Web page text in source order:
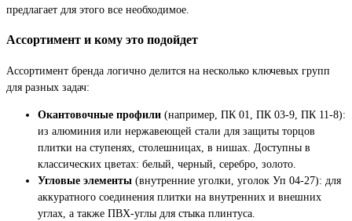
предлагает для этого все необходимое.
Ассортимент и кому это подойдет
Ассортимент бренда логично делится на несколько ключевых групп
для разных задач:
Окантовочные профили (например, ПК 01, ПК 03-9, ПК 11-8):
из алюминия или нержавеющей стали для защиты торцов
плитки на ступенях, столешницах, в нишах. Доступны в
классических цветах: белый, черный, серебро, золото.
Угловые элементы (внутренние уголки, уголок Уп 04-27): для
аккуратного соединения плитки на внутренних и внешних
углах, а также ПВХ-углы для стыка плинтуса.